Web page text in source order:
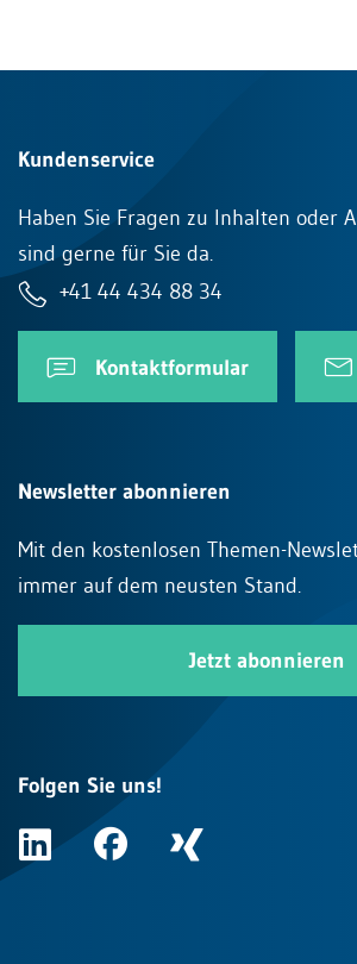
Kundenservice
Haben Sie Fragen zu Inhalten oder
sind gerne für Sie da.
+41 44 434 88 34
Kontaktformular
Newsletter abonnieren
Mit den kostenlosen Themen-
immer auf dem neusten Stand.
Jetzt abonnieren
Folgen Sie uns!